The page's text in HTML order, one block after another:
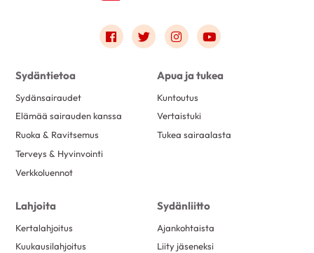
Link to facebook
Link to twitter
Link to instagram
Link to youtube
Sydäntietoa
Sydänsairaudet
Elämää sairauden kanssa
Ruoka & Ravitsemus
Terveys & Hyvinvointi
Verkkoluennot
Apua ja tukea
Kuntoutus
Vertaistuki
Tukea sairaalasta
Lahjoita
Kertalahjoitus
Kuukausilahjoitus
Sydänliitto
Ajankohtaista
Liity jäseneksi